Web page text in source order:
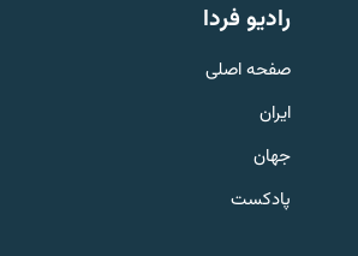
English
به ما بپیوندید
رادیو فردا
صفحه اصلی
ایران
جهان
پادکست